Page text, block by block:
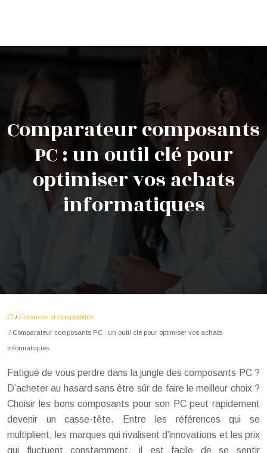
Comparateur composants
PC : un outil clé pour
optimiser vos achats
informatiques
/ Finances et comptabilité
/ Comparateur composants PC : un outil clé pour optimiser vos achats
informatiques
Fatigué de vous perdre dans la jungle des composants PC ?
D’acheter au hasard sans être sûr de faire le meilleur choix ?
Choisir les bons composants pour son PC peut rapidement
devenir un casse-tête. Entre les références qui se
multiplient, les marques qui rivalisent d’innovations et les prix
qui fluctuent constamment, il est facile de se sentir